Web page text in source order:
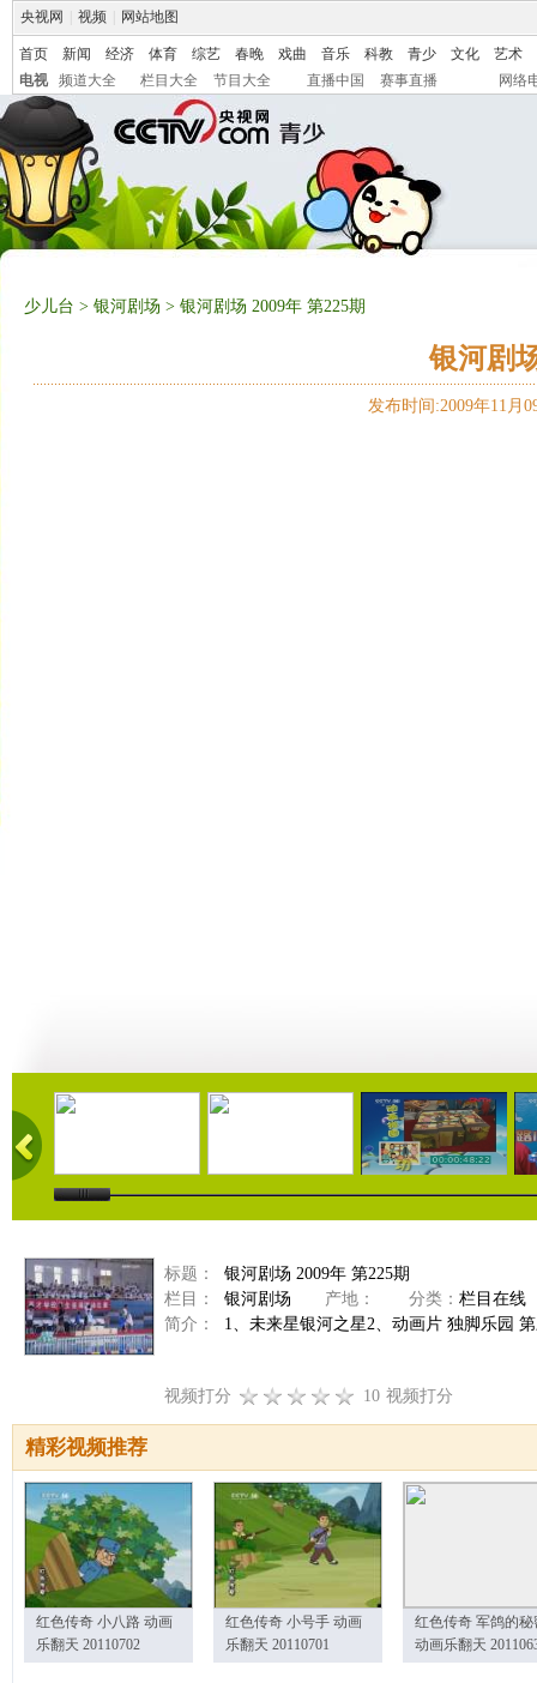
央视网 视频 网站地图
首页 新闻 经济 体育 综艺 春晚 戏曲 音乐 科教 青少 文化
艺术
电视
频道大全 栏目大全 节目大全 直播中国 赛事直播 网络
少儿台 > 银河剧场 > 银河剧场 2009年 第225期
银河剧
发布时间:2009年11月
06:17 04:37 06:26
标题：
银河剧场 2009年 第225期
栏目：
银河剧场 产地： 分类： 栏目在线
简介：
1、未来星银河之星2、动画片 独脚乐园
视频打分 10 视频打分
精彩视频推荐
红色传奇 小八路 动画
乐翻天 20110702
红色传奇 小号手 动画
乐翻天 20110701
红色传奇 军鸽的秘
动画乐翻天